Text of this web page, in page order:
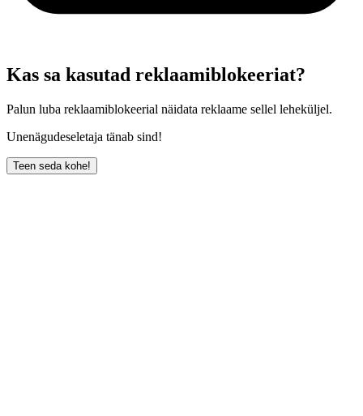
Kas sa kasutad reklaamiblokeeriat?
Palun luba reklaamiblokeerial näidata reklaame sellel leheküljel.
Unenägudeseletaja tänab sind!
Teen seda kohe!